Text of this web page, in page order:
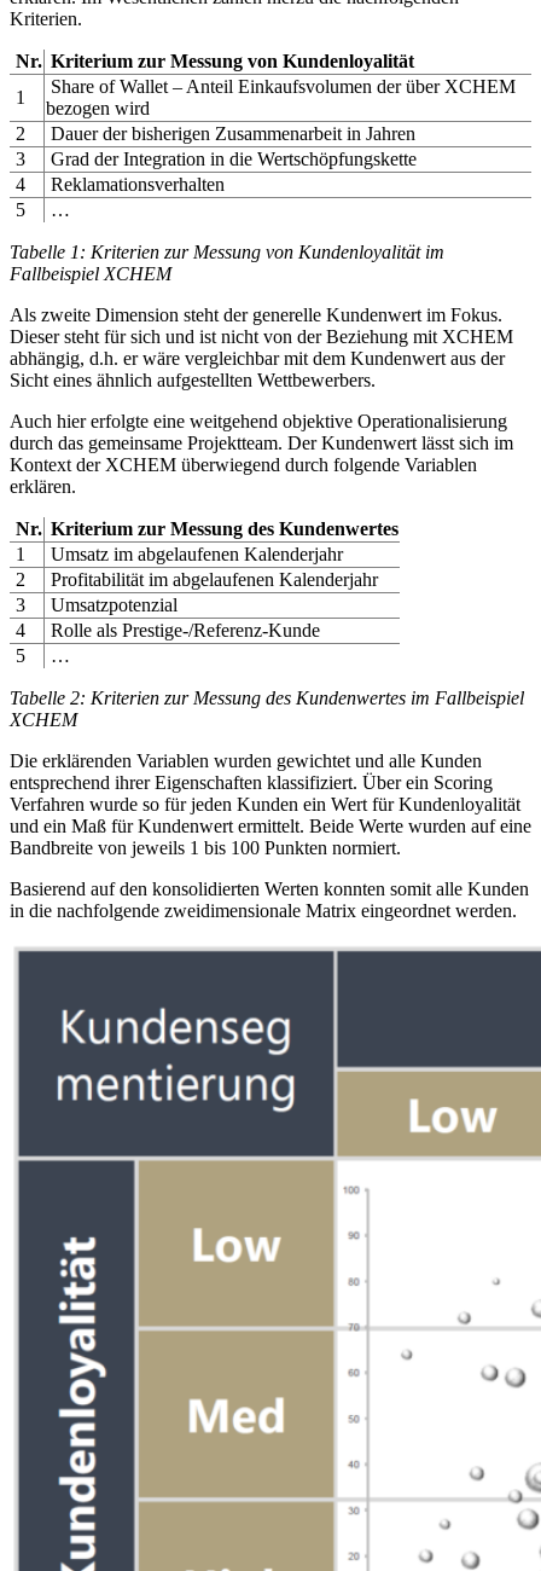
Kriterien.
Nr. Kriterium zur Messung von Kundenloyalität
1
Share of Wallet – Anteil Einkaufsvolumen der über XCHEM
bezogen wird
2
Dauer der bisherigen Zusammenarbeit in Jahren
3
Grad der Integration in die Wertschöpfungskette
4
Reklamationsverhalten
5
…
Tabelle 1: Kriterien zur Messung von Kundenloyalität im
Fallbeispiel XCHEM
Als zweite Dimension steht der generelle Kundenwert im Fokus.
Dieser steht für sich und ist nicht von der Beziehung mit XCHEM
abhängig, d.h. er wäre vergleichbar mit dem Kundenwert aus der
Sicht eines ähnlich aufgestellten Wettbewerbers.
Auch hier erfolgte eine weitgehend objektive Operationalisierung
durch das gemeinsame Projektteam. Der Kundenwert lässt sich im
Kontext der XCHEM überwiegend durch folgende Variablen
erklären.
Nr. Kriterium zur Messung des Kundenwertes
1
Umsatz im abgelaufenen Kalenderjahr
2
Profitabilität im abgelaufenen Kalenderjahr
3
Umsatzpotenzial
4
Rolle als Prestige-/Referenz-Kunde
5
…
Tabelle 2: Kriterien zur Messung des Kundenwertes im Fallbeispiel
XCHEM
Die erklärenden Variablen wurden gewichtet und alle Kunden
entsprechend ihrer Eigenschaften klassifiziert. Über ein Scoring
Verfahren wurde so für jeden Kunden ein Wert für Kundenloyalität
und ein Maß für Kundenwert ermittelt. Beide Werte wurden auf eine
Bandbreite von jeweils 1 bis 100 Punkten normiert.
Basierend auf den konsolidierten Werten konnten somit alle Kunden
in die nachfolgende zweidimensionale Matrix eingeordnet werden.